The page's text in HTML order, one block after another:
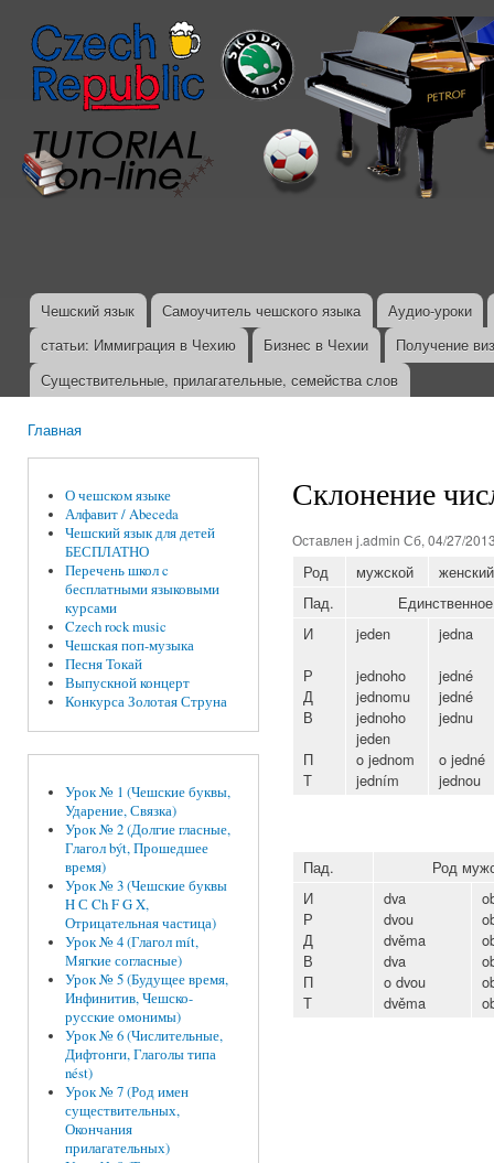
Главное меню
Чешский язык Самоучитель чешского языка
Аудио-уроки
статьи: Иммиграция в Чехию
Бизнес в Чехии
Получение
Существительные, прилагательные, семейства слов
Главная
О чешском языке
Алфавит / Abeceda
Чешский язык для детей
БЕСПЛАТНО
Перечень школ c
бесплатными языковыми
курсами
Czech rock music
Чешская поп-музыка
Песня Токай
Выпускной концерт
Конкурса Золотая Струна
Урок № 1 (Чешские буквы,
Ударение, Связка)
Урок № 2 (Долгие гласные,
Глагол být, Прошедшее
время)
Урок № 3 (Чешские буквы
H С Ch F G X,
Отрицательная частица)
Урок № 4 (Глагол mít,
Мягкие согласные)
Урок № 5 (Будущее время,
Инфинитив, Чешско-
русские омонимы)
Урок № 6 (Числительные,
Дифтонги, Глаголы типа
nést)
Урок № 7 (Род имен
существительных,
Окончания
прилагательных)
Склонение
Оставлен j.admin Сб, 04/27/
Род мужской
женский
Пад.
И
Р
Д
В
П
Т
jeden
jednoho
jednomu
jednoho
jeden
o jednom
jedním
jedna
jedné
jedné
jednu
o jedné
jednou
Пад.
Род
И
Р
Д
В
П
Т
dva
dvou
dvěma
dva
o dvou
dvěma